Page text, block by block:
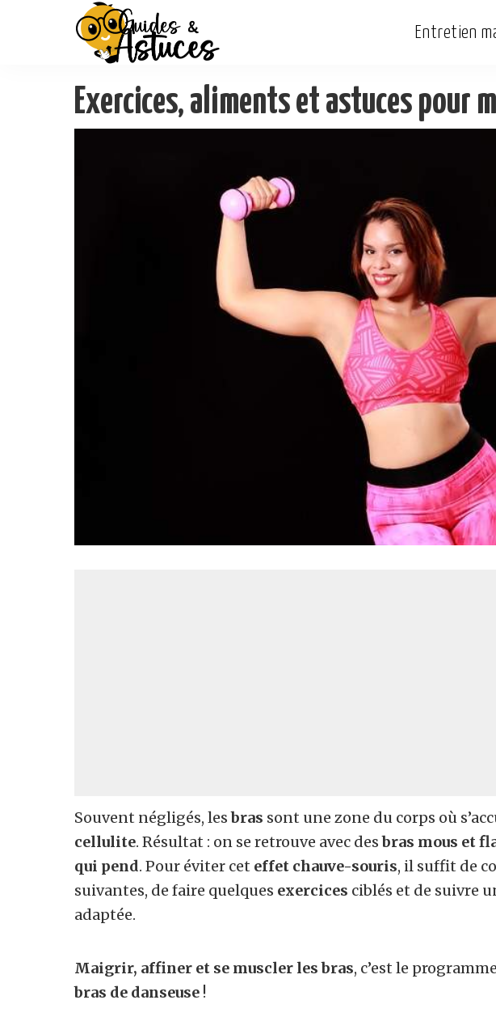
Entretien
Exercices, aliments et astuces pour
Souvent négligés, lesbras sont une zone du corps où
cellulite. Résultat : on se retrouve avec desbras mous et
qui pend. Pour éviter cet effet chauve-souris, il suffit de
suivantes, de faire quelques exercices ciblés et de suivre
adaptée.
Maigrir, affiner et se muscler les bras, c’est le
bras de danseuse !